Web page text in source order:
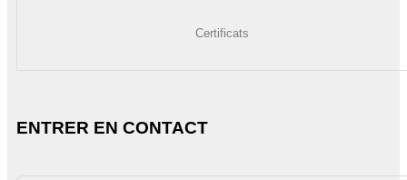
Certificats
ENTRER EN CONTACT